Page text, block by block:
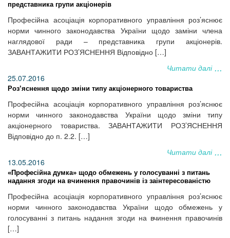
представника групи акціонерів
Професійна асоціація корпоративного управління роз’яснює
норми чинного законодавства України щодо заміни члена
наглядової ради – представника групи акціонерів.
ЗАВАНТАЖИТИ РОЗ’ЯСНЕННЯ Відповідно […]
Читати далі
25.07.2016
Роз’яснення щодо зміни типу акціонерного товариства
Професійна асоціація корпоративного управління роз’яснює
норми чинного законодавства України щодо зміни типу
акціонерного товариства. ЗАВАНТАЖИТИ РОЗ’ЯСНЕННЯ
Відповідно до п. 2.2. […]
Читати далі
13.05.2016
«Професійна думка» щодо обмежень у голосуванні з питань
надання згоди на вчинення правочинів із заінтересованістю
Професійна асоціація корпоративного управління роз’яснює
норми чинного законодавства України щодо обмежень у
голосуванні з питань надання згоди на вчинення правочинів
[…]